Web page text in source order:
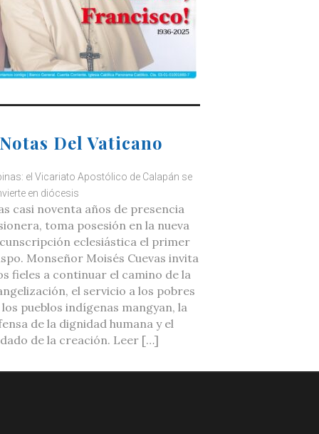
Del Vaticano
el Vicariato Apostólico de Calapán se
en diócesis
casi noventa años de presencia
toma posesión en la nueva
eclesiástica el primer
Monseñor Moisés Cuevas invita
fieles a continuar el camino de la
el servicio a los pobres
los pueblos indígenas mangyan, la
de la dignidad humana y el
de la creación. Leer […]